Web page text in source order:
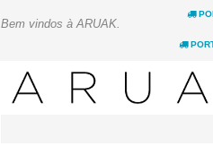
Bem vindos à ARUAK.